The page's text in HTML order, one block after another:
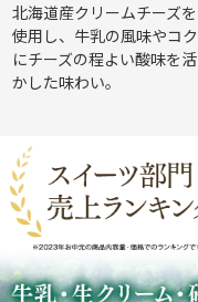
北海道産クリームチーズを
使用し、牛乳の風味やコク
にチーズの程よい酸味を活
かした味わい。